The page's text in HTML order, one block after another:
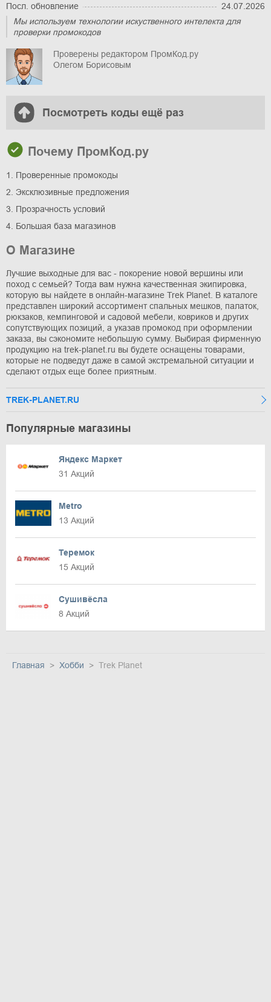
Посл. обновление
24.07.2026
Мы используем технологии искуственного интелекта для
проверки промокодов
Проверены редактором ПромКод.ру
Олегом Борисовым
Посмотреть коды ещё раз
Почему ПромКод.ру
1. Проверенные промокоды
2. Эксклюзивные предложения
3. Прозрачность условий
4. Большая база магазинов
О Магазине
Лучшие выходные для вас - покорение новой вершины или
поход с семьей? Тогда вам нужна качественная экипировка,
которую вы найдете в онлайн-магазине Trek Planet. В каталоге
представлен широкий ассортимент спальных мешков, палаток,
рюкзаков, кемпинговой и садовой мебели, ковриков и других
сопутствующих позиций, а указав промокод при оформлении
заказа, вы сэкономите небольшую сумму. Выбирая фирменную
продукцию на trek-planet.ru вы будете оснащены товарами,
которые не подведут даже в самой экстремальной ситуации и
сделают отдых еще более приятным.
TREK-PLANET.RU
Популярные магазины
Яндекс Маркет
31 Акций
Metro
13 Акций
Теремок
15 Акций
Сушивёсла
8 Акций
Главная Хобби Trek Planet